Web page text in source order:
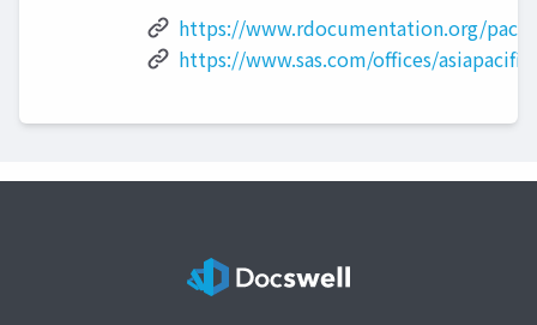
https://www.rdocumentation.org/
https://www.sas.com/offices/